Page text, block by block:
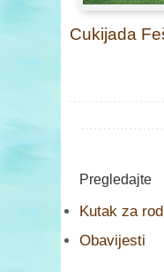
Cukijada
Pregledajte
Kutak za
Obavijesti